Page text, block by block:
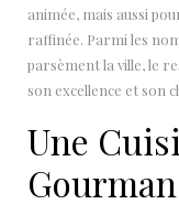
animée, mais aussi
raffinée. Parmi les
parsèment la ville, le
son excellence et son
Une